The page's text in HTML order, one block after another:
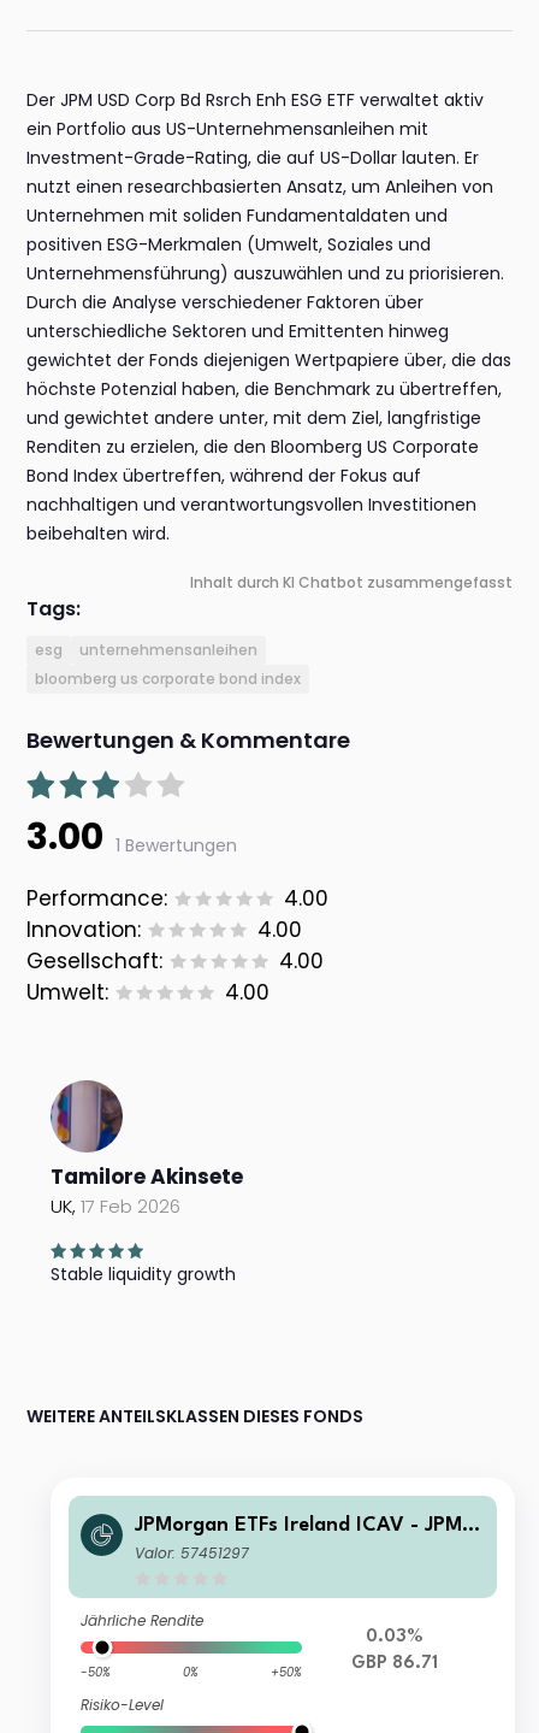
Der JPM USD Corp Bd Rsrch Enh ESG ETF verwaltet aktiv
ein Portfolio aus US-Unternehmensanleihen mit
Investment-Grade-Rating, die auf US-Dollar lauten. Er
nutzt einen researchbasierten Ansatz, um Anleihen von
Unternehmen mit soliden Fundamentaldaten und
positiven ESG-Merkmalen (Umwelt, Soziales und
Unternehmensführung) auszuwählen und zu priorisieren.
Durch die Analyse verschiedener Faktoren über
unterschiedliche Sektoren und Emittenten hinweg
gewichtet der Fonds diejenigen Wertpapiere über, die das
höchste Potenzial haben, die Benchmark zu übertreffen,
und gewichtet andere unter, mit dem Ziel, langfristige
Renditen zu erzielen, die den Bloomberg US Corporate
Bond Index übertreffen, während der Fokus auf
nachhaltigen und verantwortungsvollen Investitionen
beibehalten wird.
Inhalt durch KI Chatbot zusammengefasst
Tags:
esg
unternehmensanleihen
bloomberg us corporate bond index
Bewertungen & Kommentare
3.00 1 Bewertungen
Performance:
4.00
Innovation:
4.00
Gesellschaft:
4.00
Umwelt:
4.00
Tamilore Akinsete
UK,17 Feb 2026
Stable liquidity growth
WEITERE ANTEILSKLASSEN DIESES FONDS
JPMorgan ETFs Ireland ICAV - JPM U
SD IG Corporate Bond Active UCITS
Valor: 57451297
Jährliche Rendite
-50% 0% +50%
Risiko-Level
0.03%
GBP 86.71